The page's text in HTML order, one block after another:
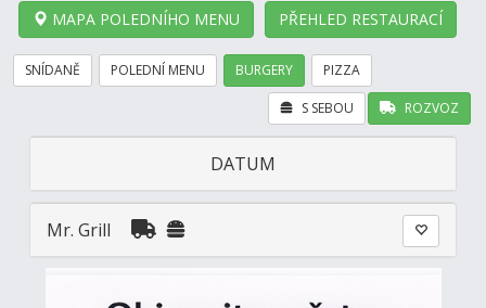
MAPA POLEDNÍHO MENU PŘEHLED RESTAURACÍ
SNÍDANĚ POLEDNÍ MENU BURGERY PIZZA
ROZVOZ
S SEBOU
DATUM
Mr. Grill